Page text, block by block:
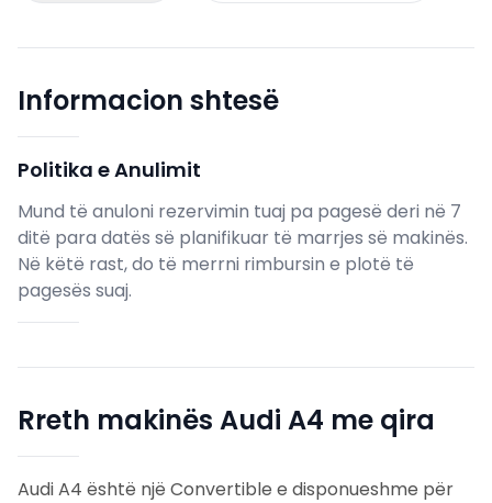
Informacion shtesë
Politika e Anulimit
Mund të anuloni rezervimin tuaj pa pagesë deri në 7
ditë para datës së planifikuar të marrjes së makinës.
Në këtë rast, do të merrni rimbursin e plotë të
pagesës suaj.
Rreth makinës Audi A4 me qira
Audi A4 është një Convertible e disponueshme për